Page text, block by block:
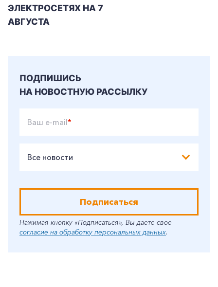
ЭЛЕКТРОСЕТЯХ НА 7
АВГУСТА
ПОДПИШИСЬ
НА НОВОСТНУЮ РАССЫЛКУ
Ваш e-mail*
Все новости
Подписаться
Нажимая кнопку «Подписаться», Вы даете свое
согласие на обработку персональных данных.